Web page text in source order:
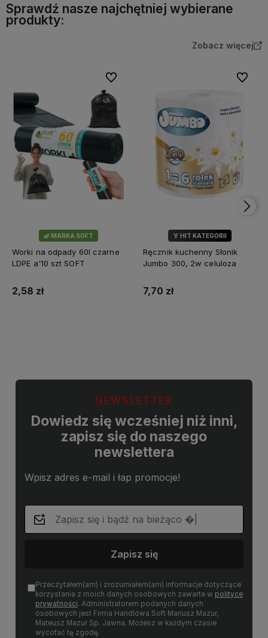
Sprawdź nasze najchętniej wybierane
produkty:
Zobacz więcej
🌿 MARKA SOFT
Worki na odpady 60l czarne
LDPE a'10 szt SOFT
2,58 zł
Do ulubionych
🏅 HIT KATEGORII
💎 WYBÓR KLIENTÓW
Ręcznik kuchenny Słonik
Jumbo 300, 2w celuloza
7,70 zł
Do
NEWSLETTER
Dowiedz się wcześniej niż inni,
zapisz się do naszego
newslettera
Wpisz adres e-mail i łap promocje!
Zapisz się
Przeczytałem(am) i zrozumiałem(am) informacje dotyczące
korzystania z moich danych osobowych zawarte w polityce
prywatności. Administratorem podanych danych
osobowych jest Firma Handlowa Soft Mariusz Mazur,
Mateusz Mazur Sp. Jawna. Możesz w każdym czasie
wycofać tę zgodę.